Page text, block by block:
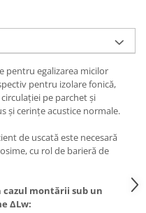
pentru egalizarea micilor
pentru izolare fonică,
pe parchet şi
şi cerinţe acustice normale.
de uscată este necesară
cu rol de barieră de
cazul montării sub un
ΔLw: